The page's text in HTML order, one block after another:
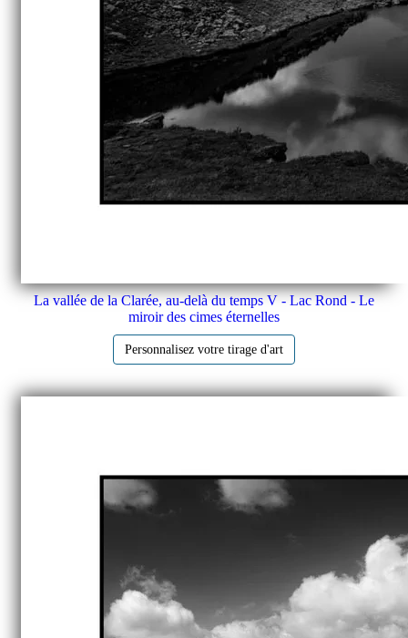
La vallée de la Clarée, au-delà du temps V - Lac Rond - Le
miroir des cimes éternelles
Personnalisez votre tirage d'art